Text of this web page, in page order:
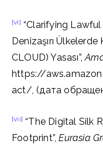
[vi] “Clarifying
Denizaşırı
CLOUD) Yasası”,
https://
act/,(дата
[vii] “The Digital Silk
Footprint”,Eurasia